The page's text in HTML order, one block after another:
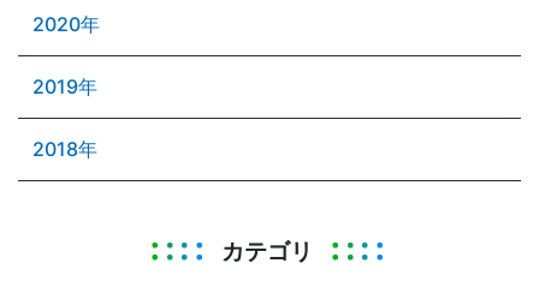
2020年
2019年
2018年
カテゴリ